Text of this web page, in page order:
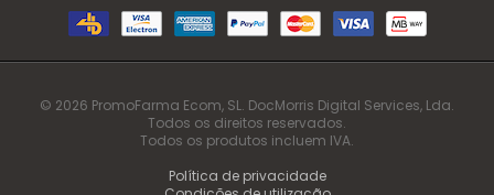
© 2026 PromoFarma Ecom, SL. DocMorris Digital Services, Lda.
Todos os direitos reservados.
Todos os produtos incluem IVA.
Política de privacidade